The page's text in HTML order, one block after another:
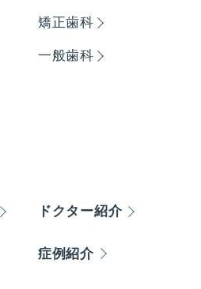
矯正歯科
一般歯科
ドクター紹介
症例紹介